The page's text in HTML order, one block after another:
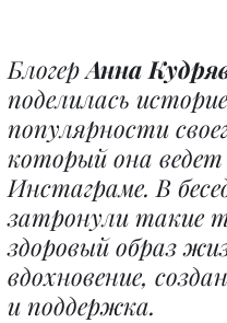
Блогер Анна
поделилась
популярности
который она
Инстаграме. В
затронули такие
здоровый образ
вдохновение,
и поддержка.